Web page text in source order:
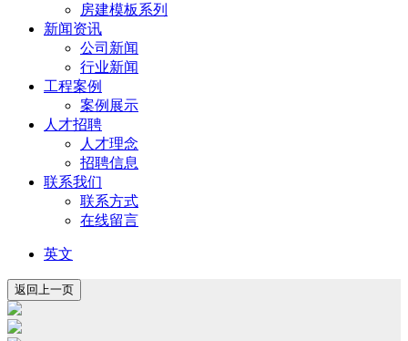
房建模板系列
新闻资讯
公司新闻
行业新闻
工程案例
案例展示
人才招聘
人才理念
招聘信息
联系我们
联系方式
在线留言
英文